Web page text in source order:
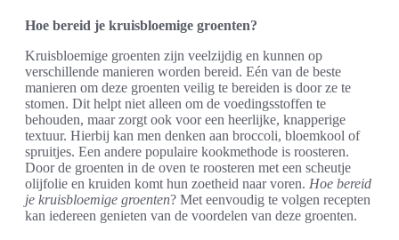
Hoe bereid je kruisbloemige groenten?
Kruisbloemige groenten zijn veelzijdig en kunnen op
verschillende manieren worden bereid. Eén van de beste
manieren om deze groenten veilig te bereiden is door ze te
stomen. Dit helpt niet alleen om de voedingsstoffen te
behouden, maar zorgt ook voor een heerlijke, knapperige
textuur. Hierbij kan men denken aan broccoli, bloemkool of
spruitjes. Een andere populaire kookmethode is roosteren.
Door de groenten in de oven te roosteren met een scheutje
olijfolie en kruiden komt hun zoetheid naar voren. Hoe bereid
je kruisbloemige groenten? Met eenvoudig te volgen recepten
kan iedereen genieten van de voordelen van deze groenten.